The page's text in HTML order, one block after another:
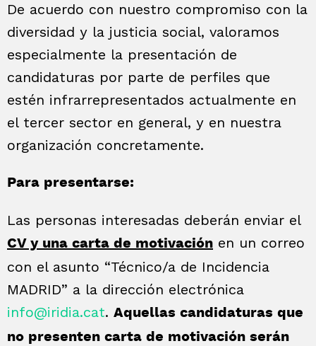
De acuerdo con nuestro compromiso con la
diversidad y la justicia social, valoramos
especialmente la presentación de
candidaturas por parte de perfiles que
estén infrarrepresentados actualmente en
el tercer sector en general, y en nuestra
organización concretamente.
Para presentarse:
Las personas interesadas deberán enviar el
CV y una carta de motivación en un correo
con el asunto “Técnico/a de Incidencia
MADRID” a la dirección electrónica
info@iridia.cat. Aquellas candidaturas que
no presenten carta de motivación serán